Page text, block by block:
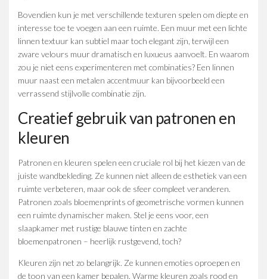
Bovendien kun je met verschillende texturen spelen om diepte en
interesse toe te voegen aan een ruimte. Een muur met een lichte
linnen textuur kan subtiel maar toch elegant zijn, terwijl een
zware velours muur dramatisch en luxueus aanvoelt. En waarom
zou je niet eens experimenteren met combinaties? Een linnen
muur naast een metalen accentmuur kan bijvoorbeeld een
verrassend stijlvolle combinatie zijn.
Creatief gebruik van patronen en
kleuren
Patronen en kleuren spelen een cruciale rol bij het kiezen van de
juiste wandbekleding. Ze kunnen niet alleen de esthetiek van een
ruimte verbeteren, maar ook de sfeer compleet veranderen.
Patronen zoals bloemenprints of geometrische vormen kunnen
een ruimte dynamischer maken. Stel je eens voor, een
slaapkamer met rustige blauwe tinten en zachte
bloemenpatronen – heerlijk rustgevend, toch?
Kleuren zijn net zo belangrijk. Ze kunnen emoties oproepen en
de toon van een kamer bepalen. Warme kleuren zoals rood en